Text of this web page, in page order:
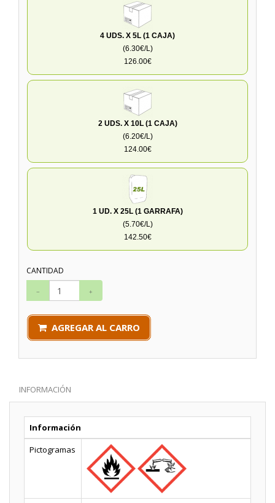
4 UDS. X 5L (1 CAJA)
(6.30€/L)
126.00€
2 UDS. X 10L (1 CAJA)
(6.20€/L)
124.00€
1 UD. X 25L (1 GARRAFA)
(5.70€/L)
142.50€
CANTIDAD
AGREGAR AL CARRO
INFORMACIÓN
Información
Pictogramas